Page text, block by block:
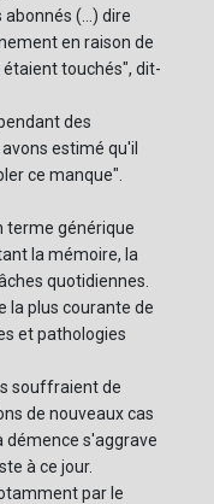
(...) dire
en raison de
étaient touchés", dit-
des
estimé qu'il
ce manque".
terme générique
la mémoire, la
quotidiennes.
la plus courante de
et pathologies
souffraient de
de nouveaux cas
démence s'aggrave
à ce jour.
par le